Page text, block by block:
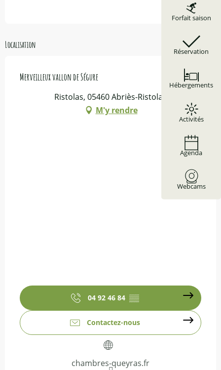
Forfait saison
Réservation
Hébergements
Activités
Agenda
Webcams
Localisation
Merveilleux vallon de Ségure
Ristolas, 05460 Abriès-Ristolas
M'y rendre
04 92 46 84 ▒▒
Contactez-nous
chambres-queyras.fr